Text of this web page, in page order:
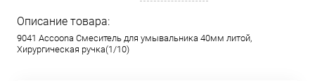
Описание товара:
9041 Accoona Смеситель для умывальника 40мм литой,
Хирургическая ручка(1/10)